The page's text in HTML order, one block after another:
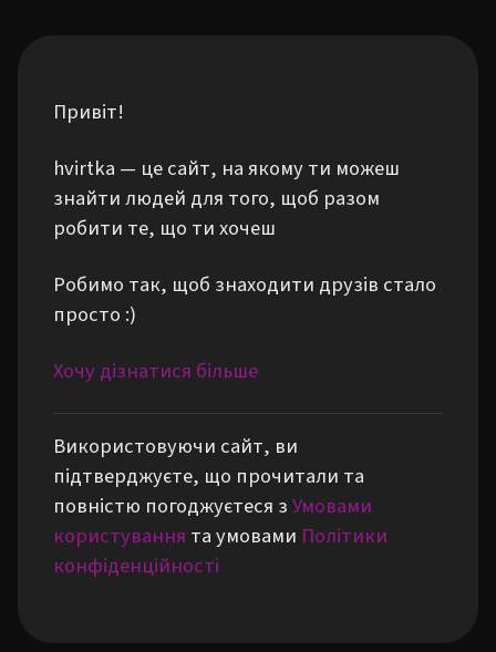
Привіт!
hvirtka — це сайт, на якому ти можеш
знайти людей для того, щоб разом
робити те, що ти хочеш
Робимо так, щоб знаходити друзів стало
просто :)
Хочу дізнатися більше
Використовуючи сайт, ви
підтверджуєте, що прочитали та
повністю погоджуєтеся зУмовами
користування та умовами Політики
конфіденційності